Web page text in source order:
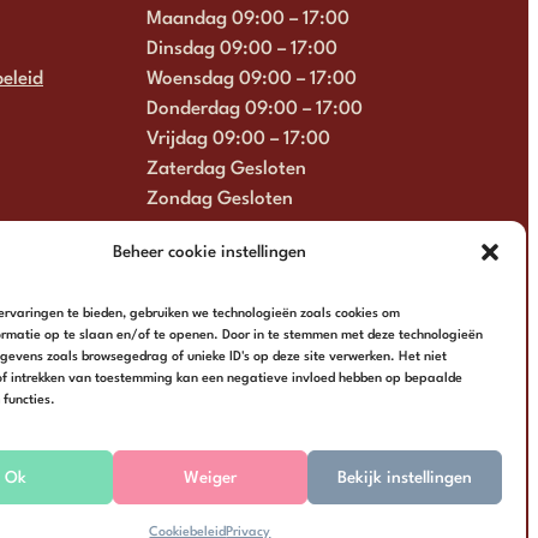
Beheer cookie instellingen
te bieden, gebruiken we technologieën zoals cookies om
op te slaan en/of te openen. Door in te stemmen met deze technologieën
zoals browsegedrag of unieke ID's op deze site verwerken. Het niet
intrekken van toestemming kan een negatieve invloed hebben op bepaalde
functies.
Ok Weiger Bekijk instellingen
Cookiebeleid Privacy
Maandag 09:00 – 17:00
Dinsdag 09:00 – 17:00
Woensdag 09:00 – 17:00
Donderdag 09:00 – 17:00
Vrijdag 09:00 – 17:00
Zaterdag Gesloten
Zondag Gesloten
+31 6 13 57 92 22
Algemene voorwaarden Privacy